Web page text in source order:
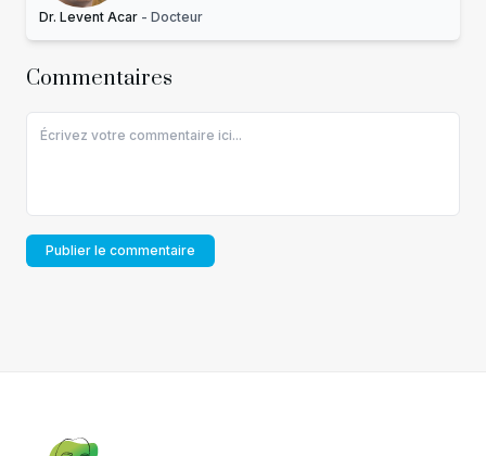
Dr. Levent Acar - Docteur
Commentaires
Publier le commentaire